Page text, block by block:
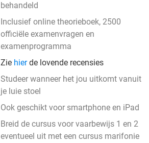
behandeld
Inclusief online theorieboek, 2500
officiële examenvragen en
examenprogramma
Zie hierde lovende recensies
Studeer wanneer het jou uitkomt vanuit
je luie stoel
Ook geschikt voor smartphone en iPad
Breid de cursus voor vaarbewijs 1 en 2
eventueel uit met een cursus marifonie